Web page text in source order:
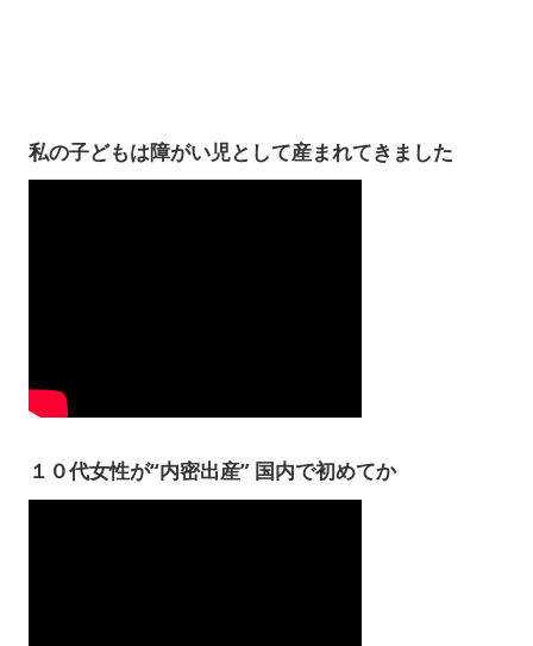
私の子どもは障がい児として産まれてきました
１０代女性が“内密出産” 国内で初めてか